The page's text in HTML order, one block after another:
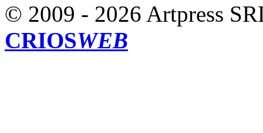
© 2009 - 2026 Artpress
CRIOSWEB